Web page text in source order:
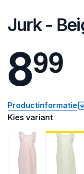
Jurk -
899
Productinformatie
Kies variant